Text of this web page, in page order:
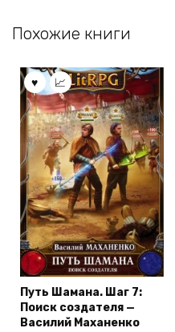
Похожие книги
Путь Шамана. Шаг 7:
Поиск создателя —
Василий Маханенко